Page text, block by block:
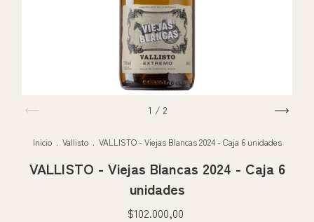
1 / 2
Inicio Vallisto VALLISTO - Viejas Blancas 2024 - Caja 6 unidades
VALLISTO - Viejas Blancas 2024 - Caja 6
unidades
$102.000,00